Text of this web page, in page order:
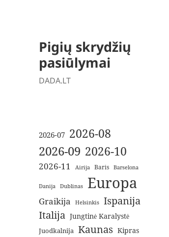
Pigių skrydžių
pasiūlymai
DADA.LT
2026-07 2026-08
2026-09 2026-10
2026-11 Airija Baris Barselona
Danija Dublinas Europa
Graikija Helsinkis
Ispanija
Italija Jungtinė Karalystė
Juodkalnija Kaunas Kipras